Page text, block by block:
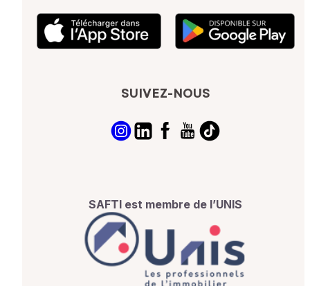
SUIVEZ-NOUS
SAFTI est membre de l’UNIS